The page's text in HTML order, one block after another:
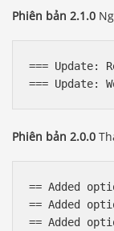
Phiên bản 2.1.0
=== Update:
Phiên bản 2.0.0
== Added
== Added
== Added